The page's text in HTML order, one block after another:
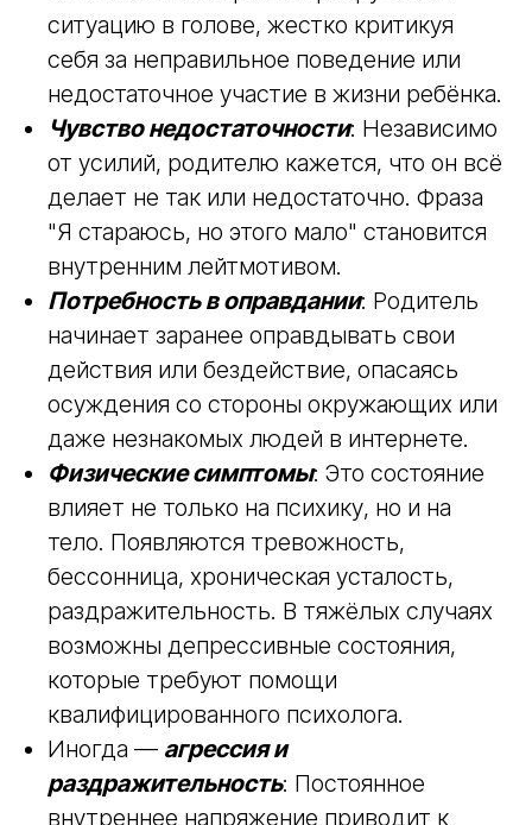
сети, блоги, фильмы рисуют образы
идеальных семей. Родители,
просматривая эти приукрашенные
истории, начинают сравнивать себя с
ними и всегда оказываются «в
проигрыше».
Самообвинение и самобичевание:
После любой мелкой ошибки родитель
начинает многократно прокручивать
ситуацию в голове, жестко критикуя
себя за неправильное поведение или
недостаточное участие в жизни ребёнка.
Чувство недостаточности: Независимо
от усилий, родителю кажется, что он всё
делает не так или недостаточно. Фраза
"Я стараюсь, но этого мало" становится
внутренним лейтмотивом.
Потребность в оправдании: Родитель
начинает заранее оправдывать свои
действия или бездействие, опасаясь
осуждения со стороны окружающих или
даже незнакомых людей в интернете.
Физические симптомы: Это состояние
влияет не только на психику, но и на